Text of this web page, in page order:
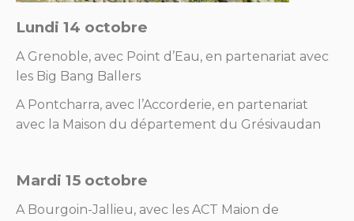
Lundi 14 octobre
A Grenoble, avec Point d’Eau, en partenariat avec
les Big Bang Ballers
A Pontcharra, avec l’Accorderie, en partenariat
avec la Maison du département du Grésivaudan
Mardi 15 octobre
A Bourgoin-Jallieu, avec les ACT Maion de